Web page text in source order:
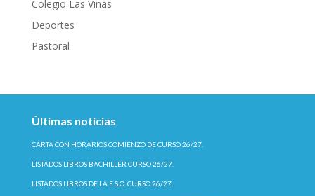
Colegio Las Viñas
Deportes
Pastoral
Últimas noticias
CARTA CON HORARIOS COMIENZO DE CURSO 26/27.
LISTADOS LIBROS BACHILLER CURSO 26/27.
LISTADOS LIBROS DE LA E.S.O. CURSO 26/27.